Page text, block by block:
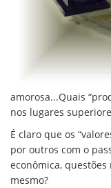
amorosa...Quais
nos lugares
É claro que os
por outros com o
econômica,
mesmo?